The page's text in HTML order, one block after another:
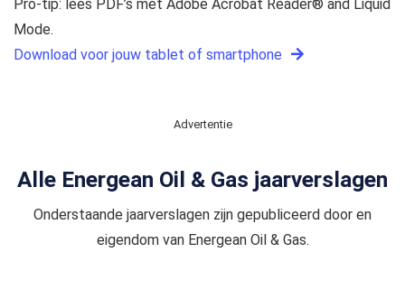
Pro-tip: lees PDF’s met Adobe Acrobat Reader® and Liquid
Mode.
Download voor jouw tablet of smartphone
Advertentie
Alle Energean Oil & Gas jaarverslagen
Onderstaande jaarverslagen zijn gepubliceerd door en
eigendom van Energean Oil & Gas.